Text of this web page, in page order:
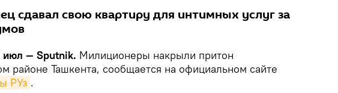
сдавал свою квартиру для интимных услуг за
— Sputnik. Милиционеры накрыли притон
районе Ташкента, сообщается на официальном сайте
РУз .